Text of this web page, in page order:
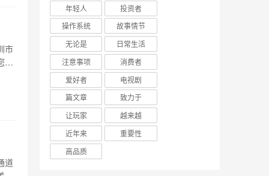
市
阐
道
年轻人
投资者
操作系统
故事情节
无论是
日常生活
注意事项
消费者
爱好者
电视剧
篇文章
致力于
让玩家
越来越
近年来
重要性
高品质